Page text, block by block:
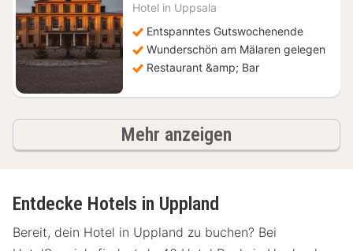
€
Hotel in Uppsala
Entspanntes Gutswochenende
Wunderschön am Mälaren gelegen
Restaurant &amp; Bar
Mehr anzeigen
Entdecke Hotels in Uppland
Bereit, dein Hotel in Uppland zu buchen? Bei